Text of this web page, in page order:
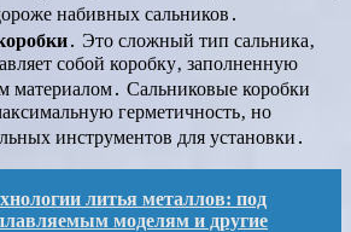
набивных сальников․
․ Это сложный тип сальника‚
собой коробку‚ заполненную
материалом․ Сальниковые коробки
герметичность‚ но
инструментов для установки․
литья металлов: под
моделям и другие